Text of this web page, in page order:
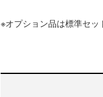
※オプション品は標準セッ